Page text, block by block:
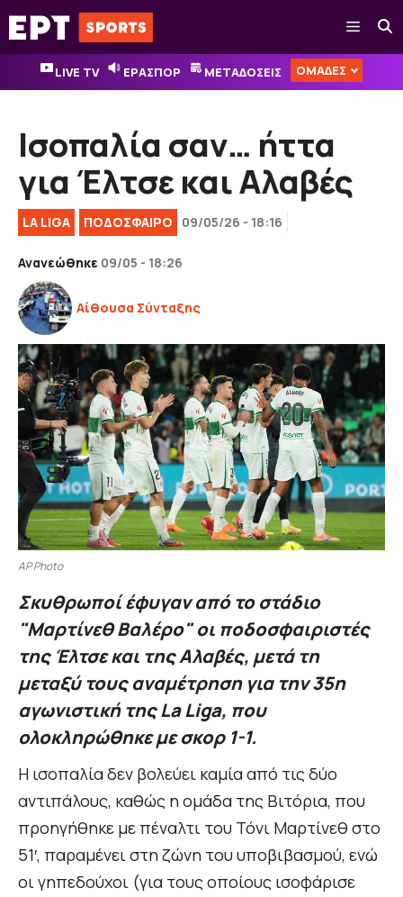
Μετάβαση
σε
περιεχόμενο
Μενού
LIVE TV ΕΡΑΣΠΟΡ ΜΕΤΑΔΟΣΕΙΣ ΟΜΑΔΕΣ
Ισοπαλία σαν… ήττα
για Έλτσε και Αλαβές
LA LIGA ΠΟΔΟΣΦΑΙΡΟ 09/05/26 - 18:16
Ανανεώθηκε 09/05 - 18:26
Αίθουσα Σύνταξης
AP Photo
Σκυθρωποί έφυγαν από το στάδιο
"Μαρτίνεθ Βαλέρο" οι ποδοσφαιριστές
της Έλτσε και της Αλαβές, μετά τη
μεταξύ τους αναμέτρηση για την 35η
αγωνιστική της La Liga, που
ολοκληρώθηκε με σκορ 1-1.
Η ισοπαλία δεν βολεύει καμία από τις δύο
αντιπάλους, καθώς η ομάδα της Βιτόρια, που
προηγήθηκε με πέναλτι του Τόνι Μαρτίνεθ στο
51′, παραμένει στη ζώνη του υποβιβασμού, ενώ
οι γηπεδούχοι (για τους οποίους ισοφάρισε